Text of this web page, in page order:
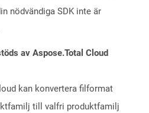
nödvändiga SDK inte är
av Aspose.Total Cloud
kan konvertera filformat
till valfri produktfamilj